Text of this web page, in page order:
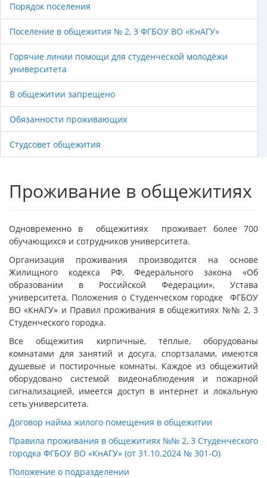
Порядок поселения
Поселение в общежития № 2, 3 ФГБОУ ВО «КнАГУ»
Горячие линии помощи для студенческой молодёжи
университета
В общежитии запрещено
Обязанности проживающих
Студсовет общежития
Проживание в общежитиях
Одновременно в общежитиях проживает более 700
обучающихся и сотрудников университета.
Организация проживания производится на основе
Жилищного кодекса РФ, Федерального закона «Об
образовании в Российской Федерации», Устава
университета, Положения о Студенческом городке ФГБОУ
ВО «КнАГУ» и Правил проживания в общежитиях №№ 2, 3
Студенческого городка.
Все общежития кирпичные, тёплые, оборудованы
комнатами для занятий и досуга, спортзалами, имеются
душевые и постирочные комнаты. Каждое из общежитий
оборудовано системой видеонаблюдения и пожарной
сигнализацией, имеется доступ в интернет и локальную
сеть университета.
Договор найма жилого помещения в общежитии
Правила проживания в общежитиях №№ 2, 3 Студенческого
городка ФГБОУ ВО «КнАГУ» (от 31.10.2024 № 301-О)
Положение о подразделении